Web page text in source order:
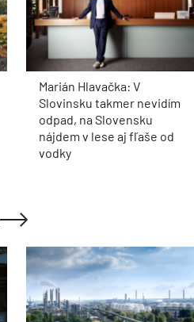
Marián Hlavačka: V
Slovinsku takmer nevidím
odpad, na Slovensku
nájdem v lese aj fľaše od
vodky